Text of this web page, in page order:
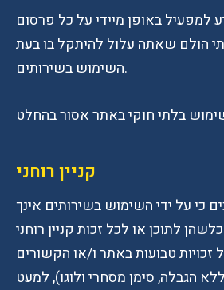
למפעיל באופן מיידי על כל פרסום
הולם שאתה עלול להיתקל בו בעת
השימוש בשירותים.
קניין רוחני
כי על ידי השימוש בשירותים אינך
לתוכן או לכל זכות קניין רוחני
זכויות טבועות באתר ו/או הקשורים
הגבלה, סימן מסחרי ולוגו), למעט